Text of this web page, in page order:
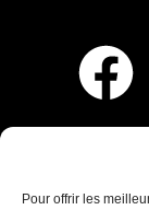
Pour offrir les